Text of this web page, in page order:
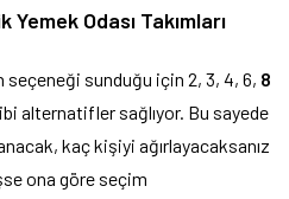
Odası Takımları
sunduğu için 2, 3, 4, 6, 8
alternatifler sağlıyor. Bu sayede
kaç kişiyi ağırlayacaksanız
ona göre seçim